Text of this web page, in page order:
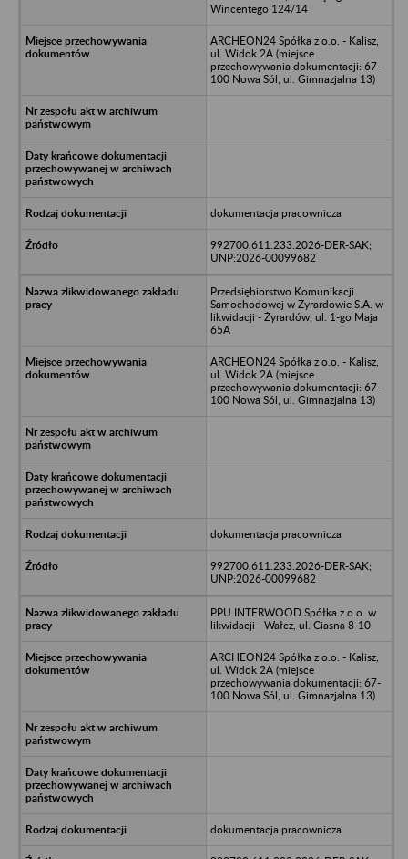
Wincentego 124/14
ARCHEON24 Spółka z o.o. - Kalisz,
ul. Widok 2A (miejsce
przechowywania dokumentacji: 67-
100 Nowa Sól, ul. Gimnazjalna 13)
dokumentacja pracownicza
992700.611.233.2026-DER-SAK;
UNP:2026-00099682
Przedsiębiorstwo Komunikacji
Samochodowej w Żyrardowie S.A. w
likwidacji - Żyrardów, ul. 1-go Maja
65A
ARCHEON24 Spółka z o.o. - Kalisz,
ul. Widok 2A (miejsce
przechowywania dokumentacji: 67-
100 Nowa Sól, ul. Gimnazjalna 13)
dokumentacja pracownicza
992700.611.233.2026-DER-SAK;
UNP:2026-00099682
PPU INTERWOOD Spółka z o.o. w
likwidacji - Wałcz, ul. Ciasna 8-10
ARCHEON24 Spółka z o.o. - Kalisz,
ul. Widok 2A (miejsce
przechowywania dokumentacji: 67-
100 Nowa Sól, ul. Gimnazjalna 13)
dokumentacja pracownicza